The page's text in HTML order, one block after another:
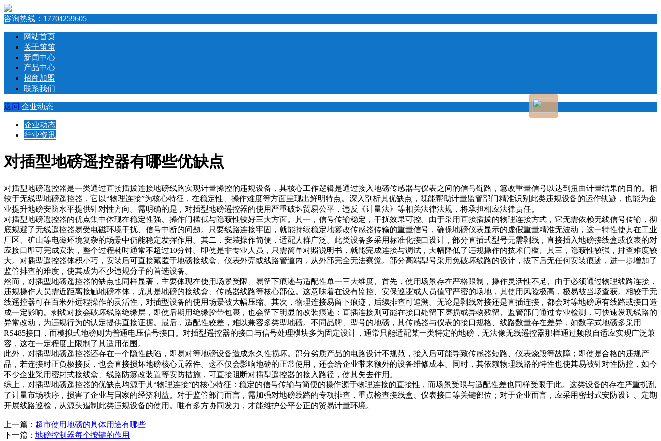
咨询热线： 17704259605
网站首页
关于笛笛
新闻中心
产品中心
招商加盟
联系我们
返回 企业动态
企业动态
行业资讯
对插型地磅遥控器有哪些优缺点
对插型地磅遥控器是一类通过直接插拔连接地磅线路实现计量操控的违规设备，其核心工作逻辑是通过接入地磅传感器与仪表之间的信号链路，篡改重量信号以达到扭曲计量结果的目的。相
较于无线型地磅遥控器，它以“物理连接”为核心特征，在稳定性、操作难度等方面呈现出鲜明特点。深入剖析其优缺点，既能帮助计量监管部门精准识别此类违规设备的运作轨迹，也能为企
业提升地磅安防水平提供针对性方向。需明确的是，对插型地磅遥控器的使用严重破坏贸易公平，违反《计量法》等相关法律法规，将承担相应法律责任。
对插型地磅遥控器的优点集中体现在稳定性强、操作门槛低与隐蔽性较好三大方面。其一，信号传输稳定，干扰效果可控。由于采用直接插拔的物理连接方式，它无需依赖无线信号传输，彻
底规避了无线遥控器易受电磁环境干扰、信号中断的问题。只要线路连接牢固，就能持续稳定地篡改传感器传输的重量信号，确保地磅仪表显示的虚假重量精准无波动，这一特性使其在工业
厂区、矿山等电磁环境复杂的场景中仍能稳定发挥作用。其二，安装操作简便，适配人群广泛。此类设备多采用标准化接口设计，部分直插式型号无需剥线，直接插入地磅接线盒或仪表的对
应接口即可完成安装，整个过程耗时通常不超过10分钟。即使是非专业人员，只需简单对照说明书，就能完成连接与调试，大幅降低了违规操作的技术门槛。其三，隐蔽性较强，排查难度较
大。对插型遥控器体积小巧，安装后可直接藏匿于地磅接线盒、仪表外壳或线路管道内，从外部完全无法察觉。部分高端型号采用免破坏线路的设计，拔下后无任何安装痕迹，进一步增加了
监管排查的难度，使其成为不少违规分子的首选设备。
然而，对插型地磅遥控器的缺点也同样显著，主要体现在使用场景受限、易留下痕迹与适配性单一三大维度。首先，使用场景存在严格限制，操作灵活性不足。由于必须通过物理线路连接，
违规操作人员需近距离接触地磅本体，尤其是地磅的接线盒、传感器线路等核心部位。这意味着在设有监控、安保巡逻或人员值守严密的场地，其使用风险极高，极易被当场查获。相较于无
线遥控器可在百米外远程操作的灵活性，对插型设备的使用场景被大幅压缩。其次，物理连接易留下痕迹，后续排查可追溯。无论是剥线对接还是直插连接，都会对等地磅原有线路或接口造
成一定影响。剥线对接会破坏线路绝缘层，即使后期用绝缘胶带包裹，也会留下明显的改装痕迹；直插连接则可能在接口处留下磨损或异物残留。监管部门通过专业检测，可快速发现线路的
异常改动，为违规行为的认定提供直接证据。最后，适配性较差，难以兼容多类型地磅。不同品牌、型号的地磅，其传感器与仪表的接口规格、线路数量存在差异，如数字式地磅多采用
RS485接口，而模拟式地磅则为普通电压信号接口。对插型遥控器的接口与信号处理模块多为固定设计，通常只能适配某一类特定的地磅，无法像无线遥控器那样通过频段自适应实现广泛兼
容，这在一定程度上限制了其适用范围。
此外，对插型地磅遥控器还存在一个隐性缺陷，即易对等地磅设备造成永久性损坏。部分劣质产品的电路设计不规范，接入后可能导致传感器短路、仪表烧毁等故障；即使是合格的违规产
品，若连接时正负极接反，也会直接损坏地磅核心元器件。这不仅会影响地磅的正常使用，还会给企业带来额外的设备维修成本。同时，其依赖物理线路的特性也使其易被针对性防控，如今
不少企业采用密封式接线盒、线路防篡改装置等安防措施，可直接阻断对插型遥控器的接入路径，使其失去作用。
综上，对插型地磅遥控器的优缺点均源于其“物理连接”的核心特征：稳定的信号传输与简便的操作源于物理连接的直接性，而场景受限与适配性差也同样受限于此。这类设备的存在严重扰乱
了计量市场秩序，损害了企业与国家的经济利益。对于监管部门而言，需加强对地磅线路的专项排查，重点检查接线盒、仪表接口等关键部位；对于企业而言，应采用密封式安防设计、定期
开展线路巡检，从源头遏制此类违规设备的使用。唯有多方协同发力，才能维护公平公正的贸易计量环境。
上一篇： 超市使用地磅的具体用途有哪些
下一篇： 地磅控制器每个按键的作用